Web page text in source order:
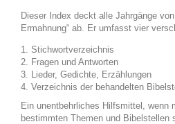
Dieser Index deckt alle Jahrgänge
Ermahnung“ ab. Er umfasst vier
Stichwortverzeichnis
Fragen und Antworten
Lieder, Gedichte, Erzählungen
Verzeichnis der behandelten
Ein unentbehrliches Hilfsmittel, wenn
bestimmten Themen und Bibelstellen